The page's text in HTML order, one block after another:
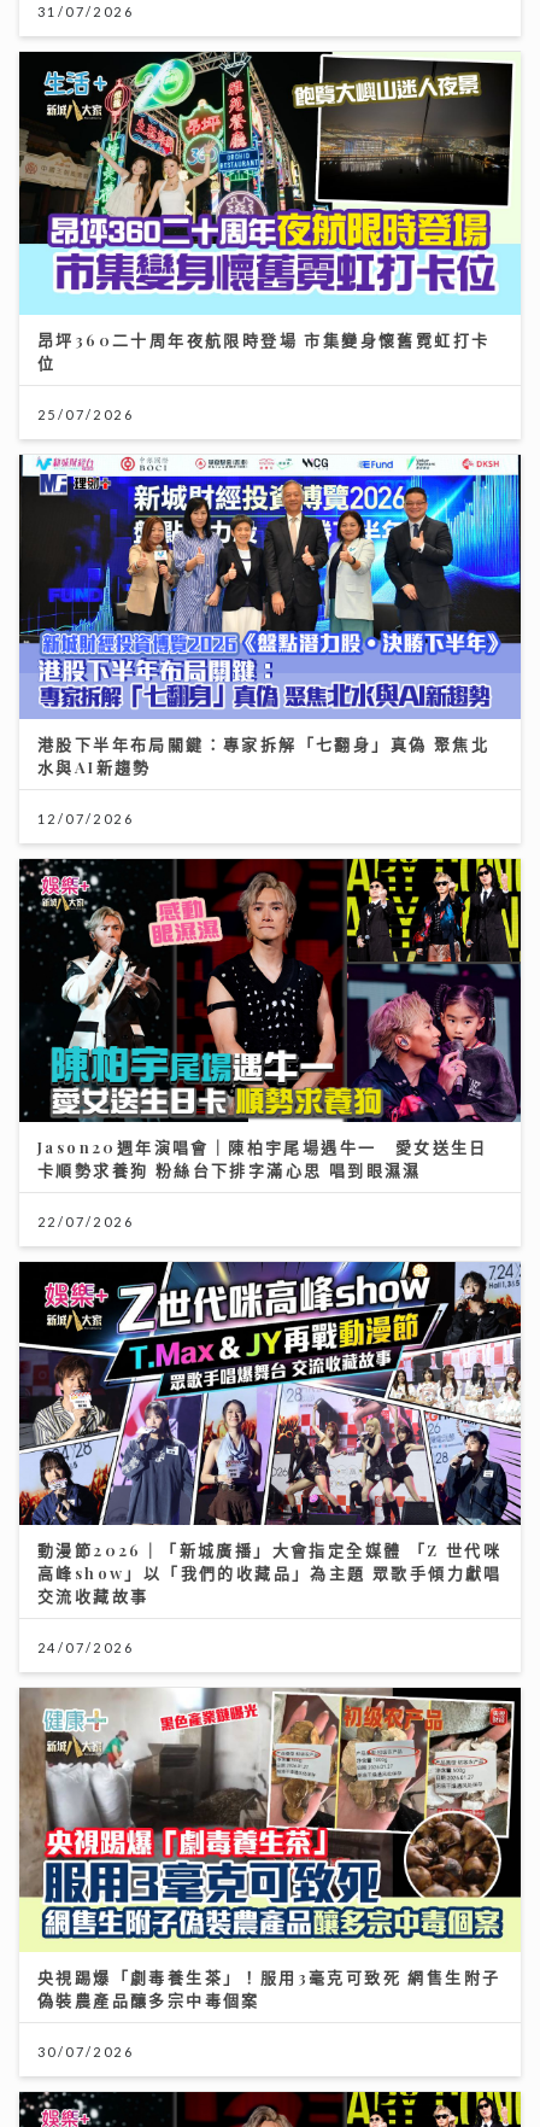
31/07/2026
昂坪360二十周年夜航限時登場 市集變身懷舊霓虹打卡
位
25/07/2026
港股下半年布局關鍵：專家拆解「七翻身」真偽 聚焦北
水與AI新趨勢
12/07/2026
Jason20週年演唱會｜陳柏宇尾場遇牛一 愛女送生日
卡順勢求養狗 粉絲台下排字滿心思 唱到眼濕濕
22/07/2026
動漫節2026｜「新城廣播」大會指定全媒體 「Z 世代咪
高峰show」以「我們的收藏品」為主題 眾歌手傾力獻唱
交流收藏故事
24/07/2026
央視踢爆「劇毒養生茶」！服用3毫克可致死 網售生附子
偽裝農產品釀多宗中毒個案
30/07/2026